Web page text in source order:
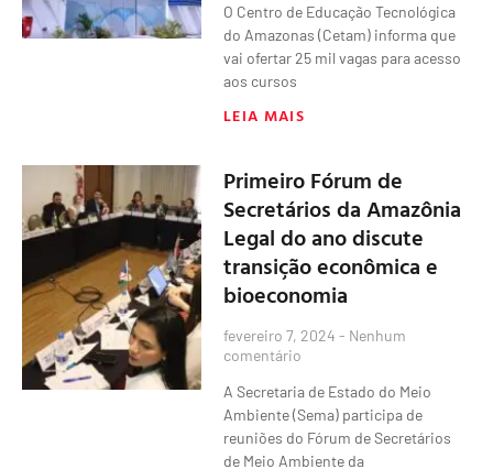
O Centro de Educação Tecnológica
do Amazonas (Cetam) informa que
vai ofertar 25 mil vagas para acesso
aos cursos
LEIA MAIS
Primeiro Fórum de
Secretários da Amazônia
Legal do ano discute
transição econômica e
bioeconomia
fevereiro 7, 2024 Nenhum
comentário
A Secretaria de Estado do Meio
Ambiente (Sema) participa de
reuniões do Fórum de Secretários
de Meio Ambiente da